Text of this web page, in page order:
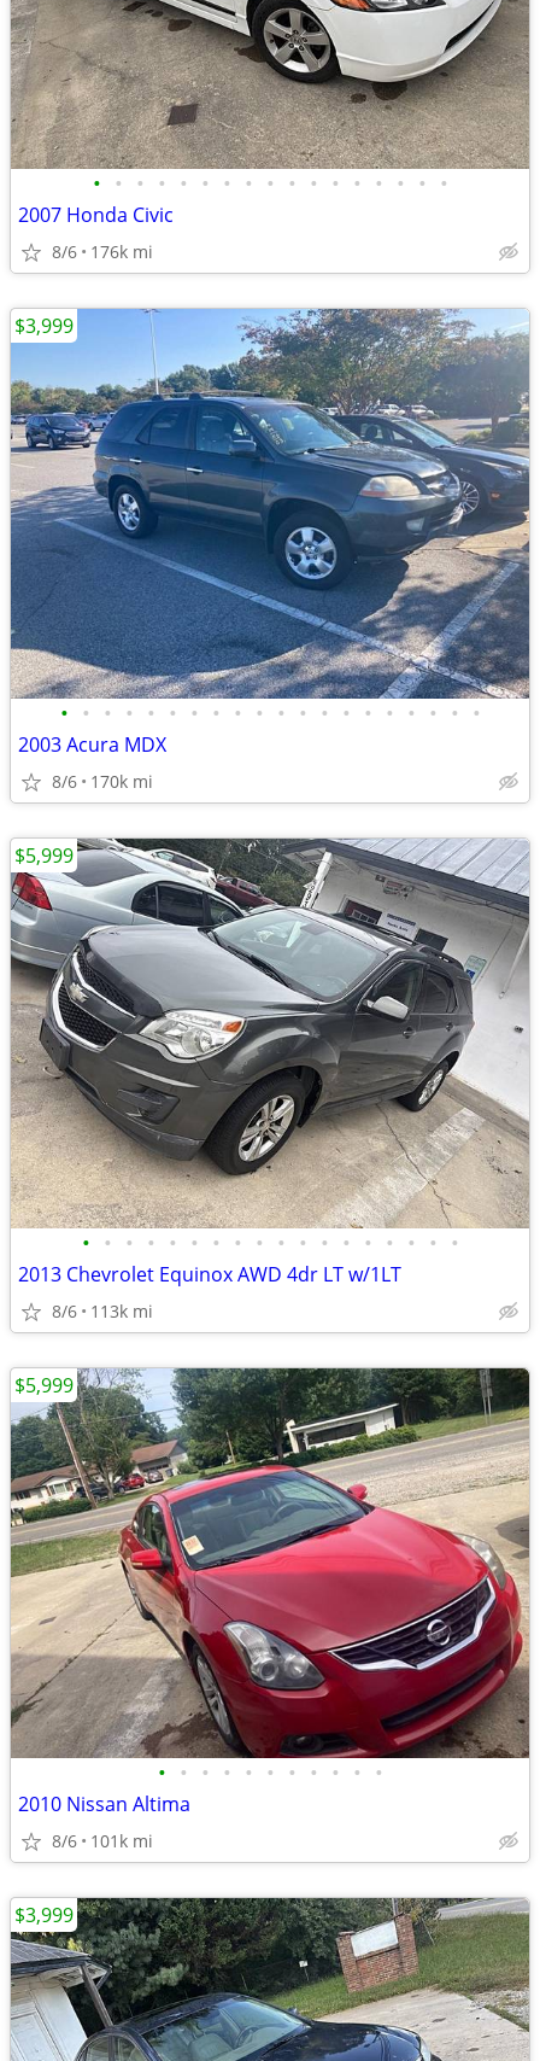
• • • • • • • • • • • • • • • • •
2007 Honda Civic
8/6 176k mi
• • • • • • • • • • • • • • • • • • • •
2003 Acura MDX
8/6 170k mi
$3,999
• • • • • • • • • • • • • • • • • •
2013 Chevrolet Equinox AWD 4dr LT w/1LT
8/6 113k mi
$5,999
• • • • • • • • • • •
2010 Nissan Altima
8/6 101k mi
$5,999
$3,999